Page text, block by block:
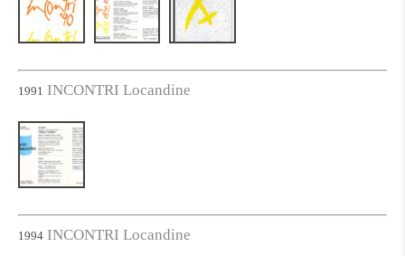
1991 INCONTRI Locandine
1994 INCONTRI Locandine